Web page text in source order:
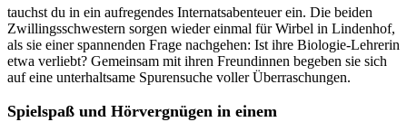
tauchst du in ein aufregendes Internatsabenteuer ein. Die beiden
Zwillingsschwestern sorgen wieder einmal für Wirbel in Lindenhof,
als sie einer spannenden Frage nachgehen: Ist ihre Biologie-Lehrerin
etwa verliebt? Gemeinsam mit ihren Freundinnen begeben sie sich
auf eine unterhaltsame Spurensuche voller Überraschungen.
Spielspaß und Hörvergnügen in einem